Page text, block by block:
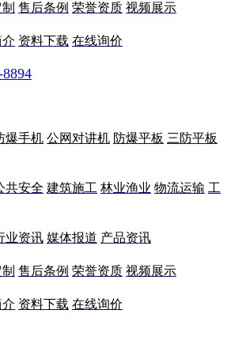
售后条例 荣誉资质 视频展示
资料下载 在线询价
爆手机 公网对讲机 防爆平板 三防平板
共安全 建筑施工 林业渔业 物流运输 工
业资讯 媒体报道 产品资讯
售后条例 荣誉资质 视频展示
资料下载 在线询价